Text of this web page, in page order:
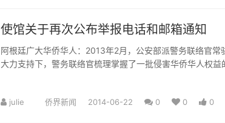
使馆关于再次公布举报电话和邮箱通知
阿根廷广大华侨华人：2013年2月，公安部派警务联络官常
大力支持下，警务联络官梳理掌握了一批侵害华侨华人权益
julie 侨界新闻 2014-06-22 0 0 0